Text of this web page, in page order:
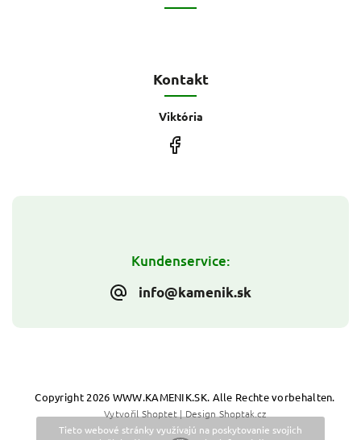
Tieto webové stránky využívajú na poskytovanie svojich
Kundenservice:
info@kamenik.sk
Kontakt
Viktória
Copyright 2026 WWW.KAMENIK.SK. Alle Rechte vorbehalten.
VytvořilShoptet| DesignShoptak.cz